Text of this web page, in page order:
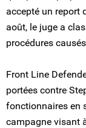
accepté un report
août, le juge a
procédures
Front Line
portées contre
fonctionnaires en
campagne visant